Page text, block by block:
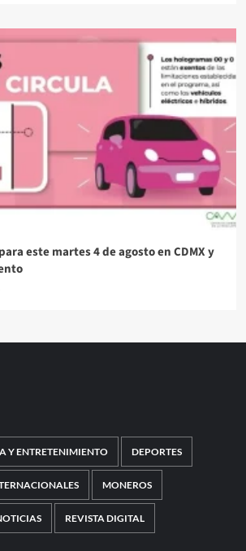
este martes 4 de agosto en CDMX y
Y ENTRETENIMIENTO DEPORTES
MONEROS
REVISTA DIGITAL